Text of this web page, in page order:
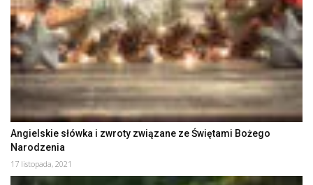
Angielskie słówka i zwroty związane ze Świętami Bożego
Narodzenia
17 listopada, 2021